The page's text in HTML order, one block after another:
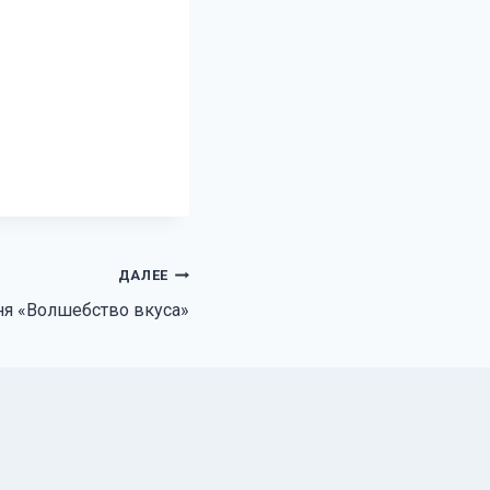
ДАЛЕЕ
«Волшебство вкуса»